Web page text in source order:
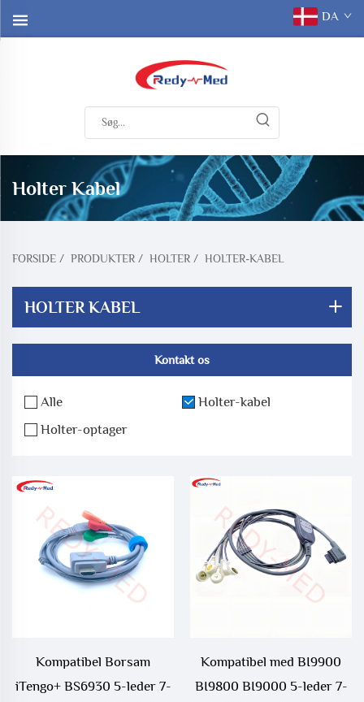
DA
Holter Kabel
FORSIDE / PRODUKTER / HOLTER / HOLTER-KABEL
HOLTER KABEL
Kontakt os
Alle
Holter-kabel
Holter-optager
Kompatibel Borsam
iTengo+ BS6930 5-leder 7-
Kompatibel med BI9900
BI9800 BI9000 5-leder 7-